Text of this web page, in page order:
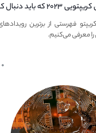
مهم ترین رویداد های کریپتویی ۲۰۲۳ که
های جهانی
فهرستی از برترین
۰